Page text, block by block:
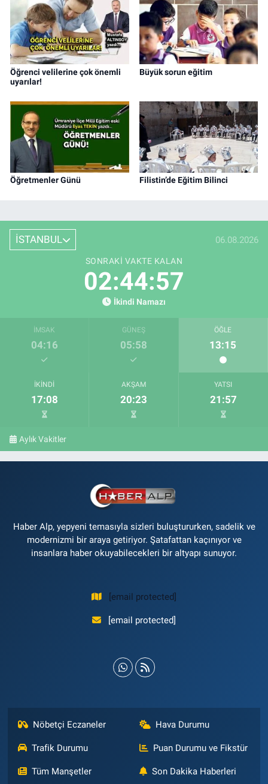
Öğrenci velilerine çok önemli
uyarılar!
Büyük sorun eğitim
Öğretmenler Günü Filistin’de Eğitim Bilinci
İSTANBUL 06.08.2026
SONRAKI VAKTE KALAN
02:44:56
İkindi Namazı
İMSAK
04:16
GÜNEŞ
05:58
ÖĞLE
13:15
İKINDI
17:08
AKŞAM
20:23
YATSI
21:57
Aylık Vakitler
Haber Alp, yepyeni temasıyla sizleri buluştururken, sadelik ve
modernizmi bir araya getiriyor. Şatafattan kaçınıyor ve
insanlara haber okuyabilecekleri bir altyapı sunuyor.
[email protected]
[email protected]
Nöbetçi Eczaneler Hava Durumu
Trafik Durumu Puan Durumu ve Fikstür
Tüm Manşetler Son Dakika Haberleri